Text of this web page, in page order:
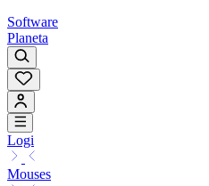
Software
Planeta
Logi
Mouses